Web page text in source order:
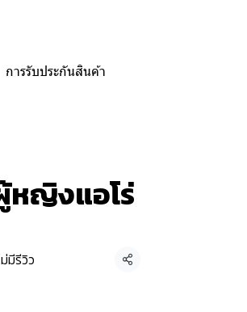
การรับประกันสินค้า
หญิงแอโร่
มีรีวิว แชร์